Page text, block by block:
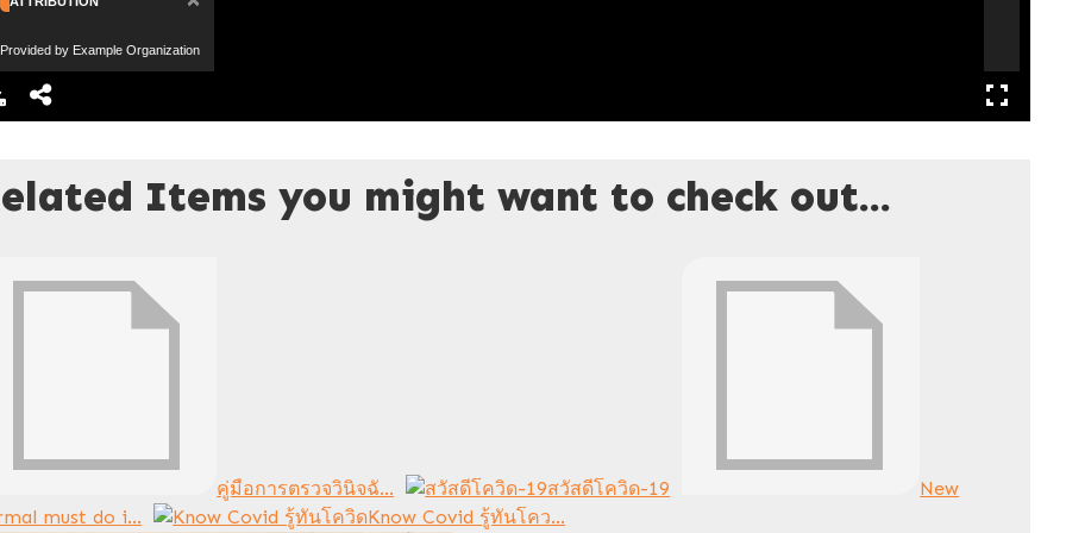
Provided by Example Organization
Items you might want to check out...
คู่มือการตรวจวินิจฉั... สวัสดีโควิด-19
New
must do i...
Know Covid รู้ทันโคว...